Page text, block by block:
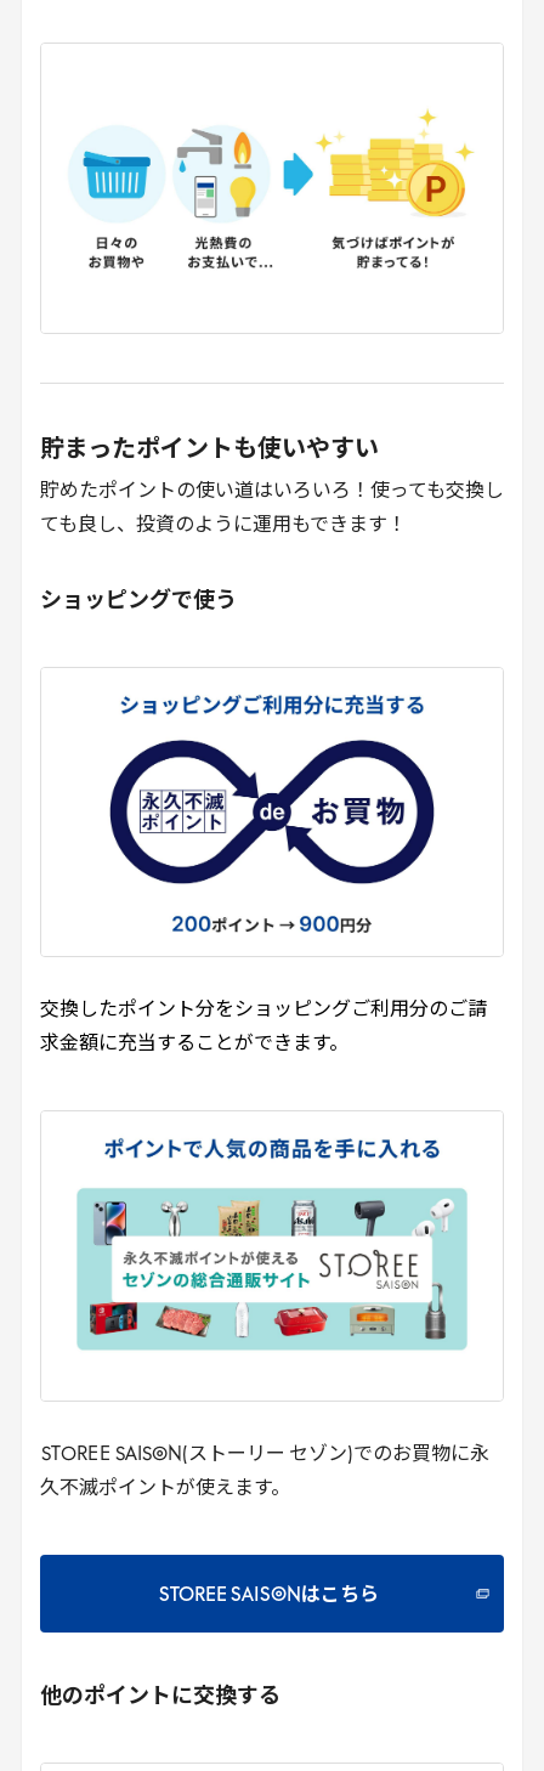
貯まったポイントも使いやすい
貯めたポイントの使い道はいろいろ！使っても交換し
ても良し、投資のように運用もできます！
ショッピングで使う
交換したポイント分をショッピングご利用分のご請
求金額に充当することができます。
STOREE SAISON(ストーリー セゾン)でのお買物に永
久不滅ポイントが使えます。
STOREE SAISONはこちら
他のポイントに交換する